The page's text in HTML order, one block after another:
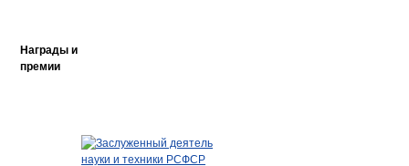
Награды и
премии